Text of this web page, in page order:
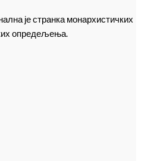
је странка монархистичких
опредељења.